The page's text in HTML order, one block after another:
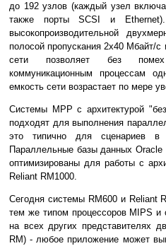
до 192 узлов (каждый узел
также порты SCSI и
высокопроизводительной
полосой пропускания 2х40 Мбайт/
сети позволяет без помех
коммуникационным процессам
емкость сети возрастает по мере
Системы MPP с архитектурой
подходят для выполнения
это типично для сценариев в
Параллельные базы данных
оптимизированы для работы с
Reliant RM1000.
Сегодня системы RM600 и Reliant
тем же типом процессоров MIPS
на всех других представителях
RM) - любое приложение может